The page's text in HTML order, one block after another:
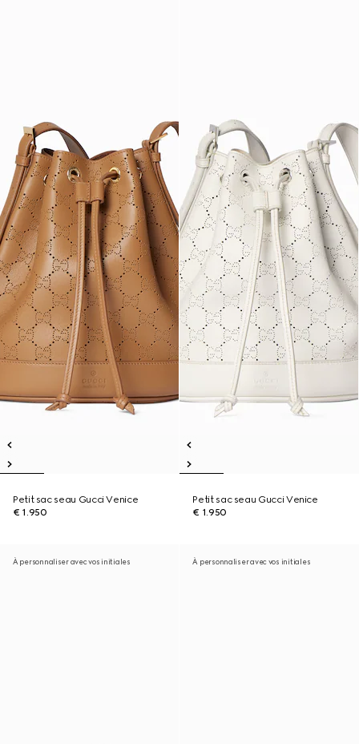
Petit sac seau Gucci Venice
€ 1.950
Petit sac seau Gucci Venice
€ 1.950
À personnaliser avec vos initiales À personnaliser avec vos initiales